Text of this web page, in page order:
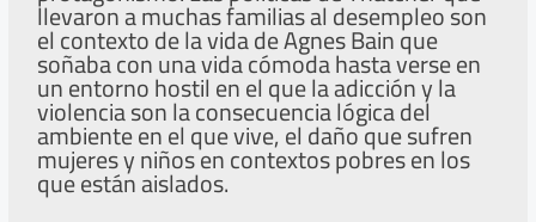
llevaron a muchas familias al desempleo son
el contexto de la vida de Agnes Bain que
soñaba con una vida cómoda hasta verse en
un entorno hostil en el que la adicción y la
violencia son la consecuencia lógica del
ambiente en el que vive, el daño que sufren
mujeres y niños en contextos pobres en los
que están aislados.